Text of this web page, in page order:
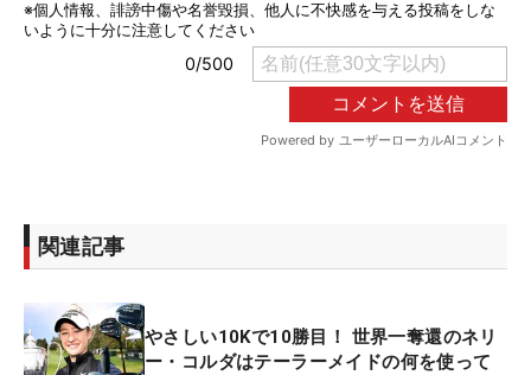
関連記事
やさしい10Kで10勝目！ 世界一奪還のネリ
ー・コルダはテーラーメイドの何を使って